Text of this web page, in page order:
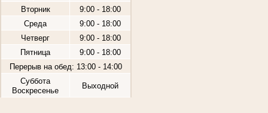
Вторник
9:00 - 18:00
Среда
9:00 - 18:00
Четверг
9:00 - 18:00
Пятница
9:00 - 18:00
Перерыв на обед: 13:00 - 14:00
Суббота
Воскресенье
Выходной